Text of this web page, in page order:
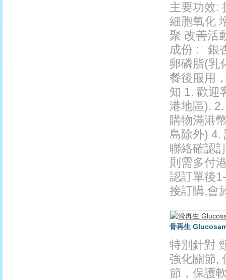
主要功效:
細胞氧化
聚 改善活
成份 : 銀
卵磷脂(乳
餐後服用
知 1. 歡迎
港地區).
購物滿港
島除外) 4.
聯絡確認
則需多付
認訂單後
接訂購,會
骨再生
特別針對
強化關節,
節，保護